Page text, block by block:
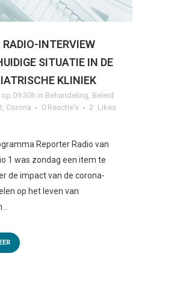
RADIO-INTERVIEW
SITUATIE IN DE
KLINIEK
09:30h in Behandeling, Beleid
, Corona 0 Reactie's 2 Likes
Reporter Radio van
1 was zondag een item te
de impact van de corona-
op het leven van